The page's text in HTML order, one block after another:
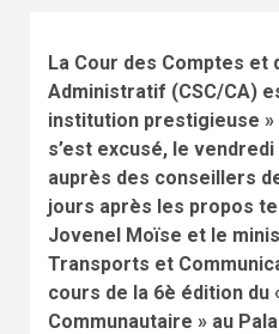
La Cour des Comptes et
Administratif (CSC/CA)
institution prestigieuse
s’est excusé, le
auprès des conseillers
jours après les propos
Jovenel Moïse et le
Transports et
cours de la 6è édition du
Communautaire » au